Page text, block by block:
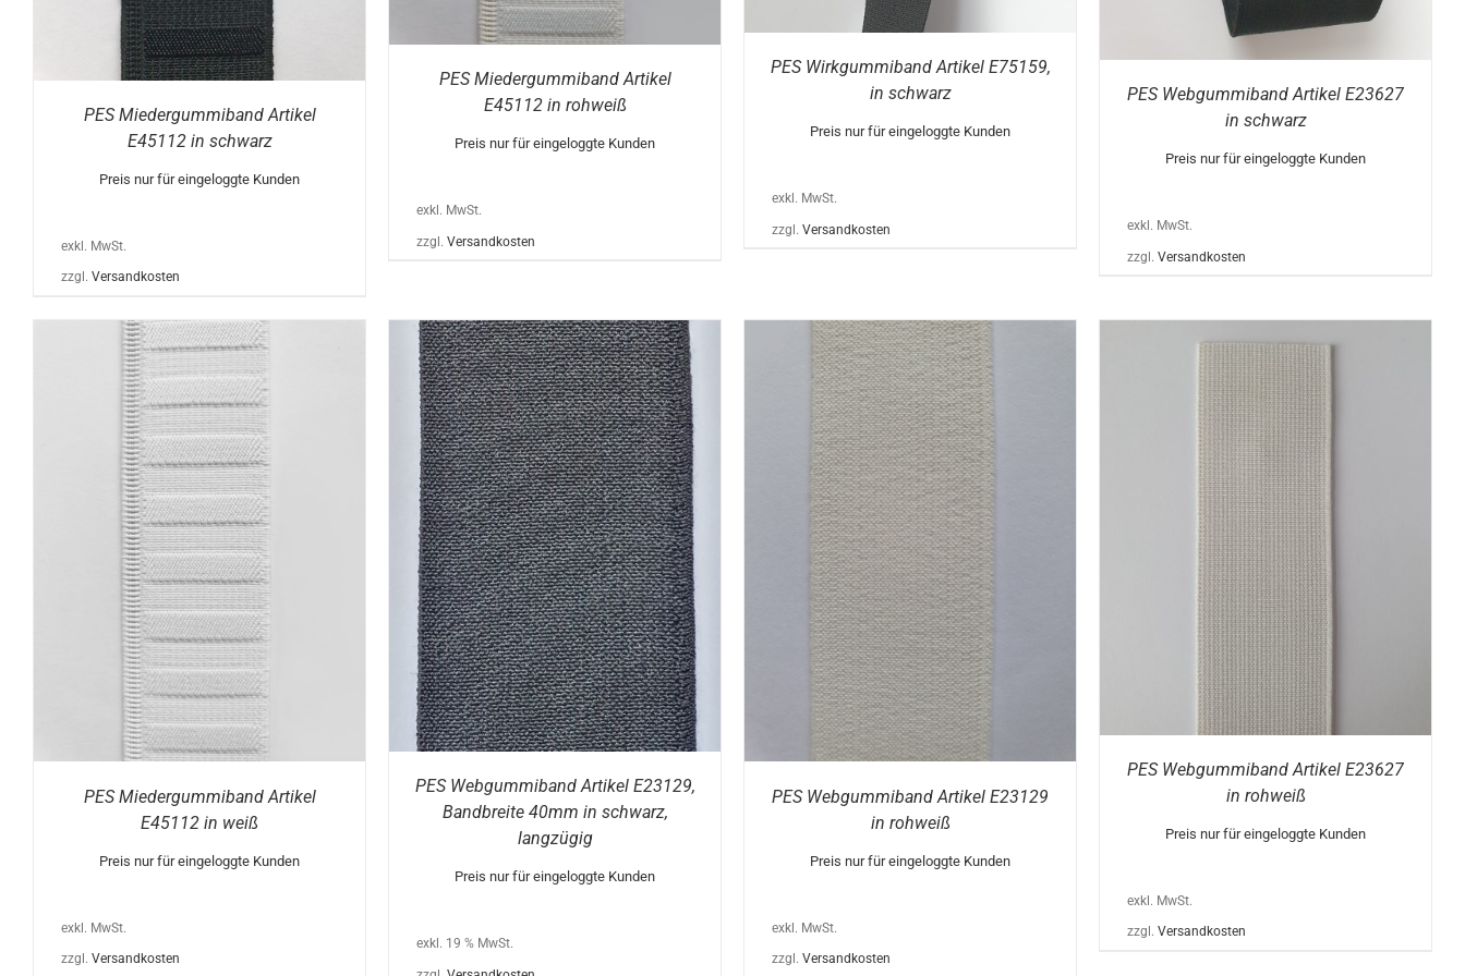
PES Miedergummiband Artikel
E45112 in schwarz
Preis nur für eingeloggte Kunden
exkl. MwSt.
zzgl. Versandkosten
PRODUKTSEITE
GEWÄHLT
WERDEN
PES Miedergummiband Artikel
E45112 in rohweiß
Preis nur für eingeloggte Kunden
exkl. MwSt.
zzgl. Versandkosten
GEWÄHLT
WERDEN
PES Wirkgummiband Artikel E75159,
in schwarz
Preis nur für eingeloggte Kunden
exkl. MwSt.
zzgl. Versandkosten
PES Webgummiband Artikel E23627
in schwarz
Preis nur für eingeloggte Kunden
exkl. MwSt.
zzgl. Versandkosten
PES Miedergummiband Artikel
E45112 in weiß
Preis nur für eingeloggte Kunden
exkl. MwSt.
zzgl. Versandkosten
IN DEN WARENKORB /
PES Webgummiband Artikel E23129,
Bandbreite 40mm in schwarz,
langzügig
Preis nur für eingeloggte Kunden
exkl. 19 % MwSt.
AUSFÜHRUNG WÄHLENDIESES
PRODUKT
WEIST
MEHRERE
VARIANTEN
AUF.
DIE
OPTIONEN
KÖNNEN
AUF
DER
PRODUKTSEITE
GEWÄHLT
WERDEN
/ DETAILS
PES Webgummiband Artikel E23129
in rohweiß
Preis nur für eingeloggte Kunden
exkl. MwSt.
zzgl. Versandkosten
AUSFÜHRUNG WÄHLENDIESES
PRODUKT
WEIST
MEHRERE
VARIANTEN
AUF.
DIE
OPTIONEN
KÖNNEN
AUF
DER
PRODUKTSEITE
GEWÄHLT
WERDEN
/
PES Webgummiband Artikel E23627
in rohweiß
Preis nur für eingeloggte Kunden
exkl. MwSt.
zzgl. Versandkosten